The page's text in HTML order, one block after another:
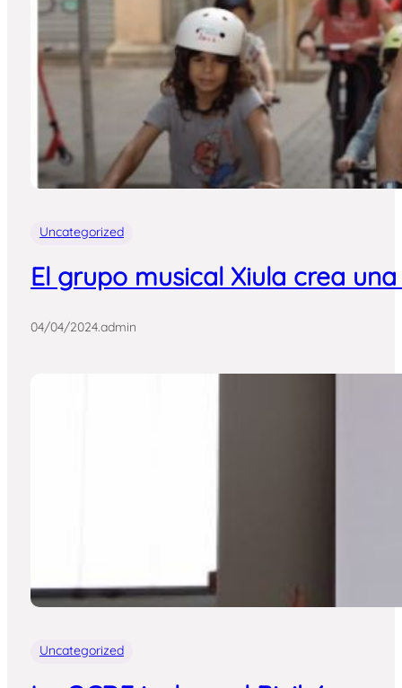
Uncategorized
El grupo musical Xiula crea
04/04/2024.admin
Uncategorized